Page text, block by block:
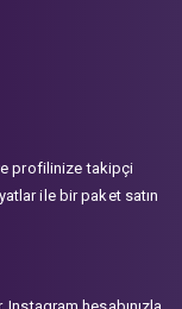
profilinize takipçi
ile bir paket satın
hesabınızla